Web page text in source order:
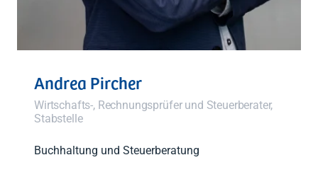
Andrea Pircher
Wirtschafts-, Rechnungsprüfer und Steuerberater,
Stabstelle
Buchhaltung und Steuerberatung